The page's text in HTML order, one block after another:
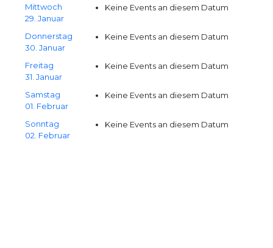
Mittwoch
29. Januar
Keine Events an diesem Datum
Donnerstag
30. Januar
Keine Events an diesem Datum
Freitag
31. Januar
Keine Events an diesem Datum
Samstag
01. Februar
Keine Events an diesem Datum
Sonntag
02. Februar
Keine Events an diesem Datum